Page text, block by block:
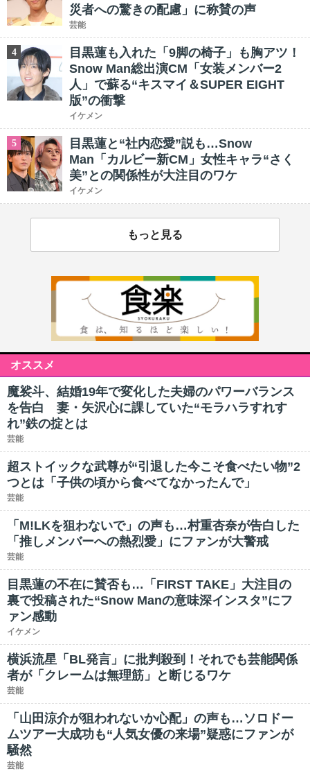
災者への驚きの配慮」に称賛の声
芸能
4
目黒蓮も入れた「9脚の椅子」も胸アツ！
Snow Man総出演CM「女装メンバー2
人」で蘇る“キスマイ＆SUPER EIGHT
版”の衝撃
イケメン
5
目黒蓮と“社内恋愛”説も…Snow
Man「カルビー新CM」女性キャラ“さく
美”との関係性が大注目のワケ
イケメン
もっと見る
オススメ
魔裟斗、結婚19年で変化した夫婦のパワーバランス
を告白 妻・矢沢心に課していた“モラハラすれす
れ”鉄の掟とは
芸能
超ストイックな武尊が“引退した今こそ食べたい物”2
つとは「子供の頃から食べてなかったんで」
芸能
「M!LKを狙わないで」の声も…村重杏奈が告白した
「推しメンバーへの熱烈愛」にファンが大警戒
芸能
目黒蓮の不在に賛否も…「FIRST TAKE」大注目の
裏で投稿された“Snow Manの意味深インスタ”にフ
ァン感動
イケメン
横浜流星「BL発言」に批判殺到！それでも芸能関係
者が「クレームは無理筋」と断じるワケ
芸能
「山田涼介が狙われないか心配」の声も…ソロドー
ムツアー大成功も“人気女優の来場”疑惑にファンが
騒然
芸能